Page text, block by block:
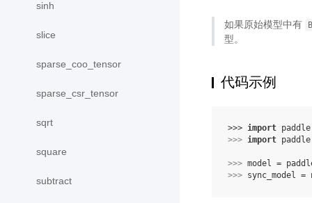
sinh
slice
sparse_coo_tensor
sparse_csr_tensor
sqrt
square
subtract
如果原始模型中有
型。
代码示例
>>> import paddle
>>> import
>>> model =
>>> sync_model =